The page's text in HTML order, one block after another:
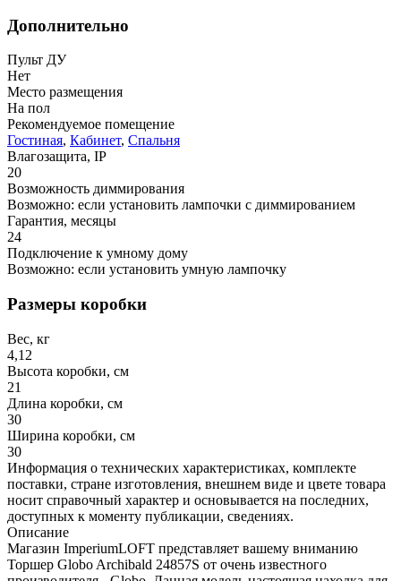
Дополнительно
Пульт ДУ
Нет
Место размещения
На пол
Рекомендуемое помещение
Гостиная, Кабинет, Спальня
Влагозащита, IP
20
Возможность диммирования
Возможно: если установить лампочки с диммированием
Гарантия, месяцы
24
Подключение к умному дому
Возможно: если установить умную лампочку
Размеры коробки
Вес, кг
4,12
Высота коробки, см
21
Длина коробки, см
30
Ширина коробки, см
30
Информация о технических характеристиках, комплекте
поставки, стране изготовления, внешнем виде и цвете товара
носит справочный характер и основывается на последних,
доступных к моменту публикации, сведениях.
Описание
Магазин ImperiumLOFT представляет вашему вниманию
Торшер Globo Archibald 24857S от очень известного